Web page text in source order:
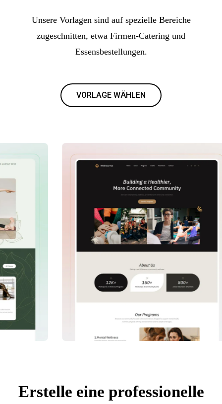
Unsere Vorlagen sind auf spezielle Bereiche
zugeschnitten, etwa Firmen-Catering und
Essensbestellungen.
VORLAGE WÄHLEN
Erstelle eine professionelle